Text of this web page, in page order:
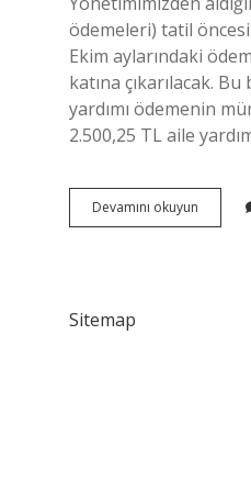
ödemeleri) tatil
Ekim aylarındaki
katına çıkarılacak.
yardımı ödemenin
2.500,25 TL aile
Devamını okuyun
Aile
Sitemap